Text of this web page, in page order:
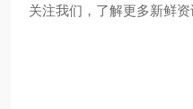
关注我们，了解更多新鲜资